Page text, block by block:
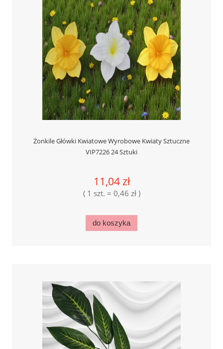
Żonkile Główki Kwiatowe Wyrobowe Kwiaty Sztuczne
VIP7226 24 Sztuki
11,04 zł
( 1 szt. = 0,46 zł )
do koszyka